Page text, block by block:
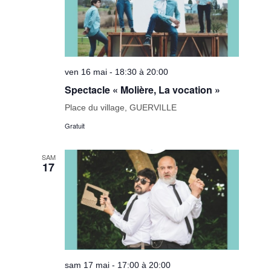
ven 16 mai - 18:30 à 20:00
Spectacle « Molière, La vocation »
Place du village, GUERVILLE
Gratuit
SAM
17
sam 17 mai - 17:00 à 20:00